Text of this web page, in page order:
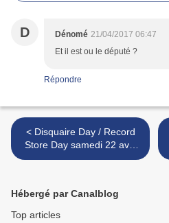
D Dénomé 21/04/2017 06:47
Et il est ou le député ?
Répondre
< Disquaire Day / Record
Store Day samedi 22 avril
2017 : les disquaires
Hébergé par Canalblog
Top articles